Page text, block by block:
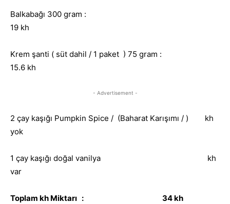
Balkabağı 300 gram :
19 kh
Krem şanti ( süt dahil / 1 paket ) 75 gram :
15.6 kh
- Advertisement -
2 çay kaşığı Pumpkin Spice / (Baharat Karışımı / ) kh
yok
1 çay kaşığı doğal vanilya kh
var
Toplam kh Miktarı : 34 kh